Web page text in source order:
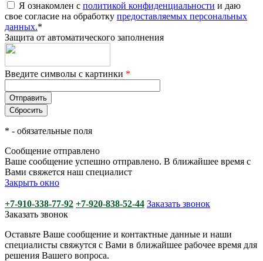
Я ознакомлен с политикой конфиденциальности и даю
свое согласие на обработку предоставляемых персональных
данных.*
Защита от автоматического заполнения
Введите символы с картинки *
* - обязательные поля
Сообщение отправлено
Ваше сообщение успешно отправлено. В ближайшее время с
Вами свяжется наш специалист
Закрыть окно
+7-910-338-77-92 +7-920-838-52-44 Заказать звонок
Заказать звонок
Оставьте Ваше сообщение и контактные данные и наши
специалисты свяжутся с Вами в ближайшее рабочее время для
решения Вашего вопроса.